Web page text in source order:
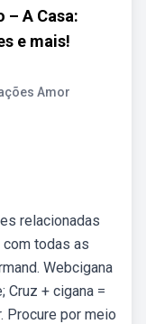
– A Casa:
e mais!
Amor
relacionadas
com todas as
Webcigana
Cruz + cigana =
Procure por meio